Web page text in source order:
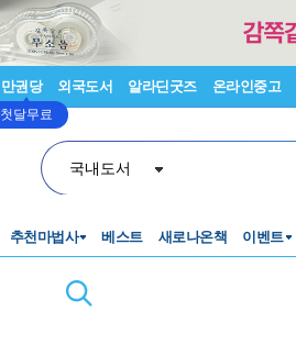
만권당
첫달무료
외국도서 알라딘굿즈 온라인중고
국내도서
추천마법사 베스트 새로나온책 이벤트